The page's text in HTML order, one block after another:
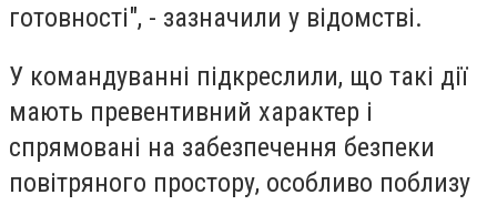
готовності", - зазначили у відомстві.
У командуванні підкреслили, що такі дії
мають превентивний характер і
спрямовані на забезпечення безпеки
повітряного простору, особливо поблизу